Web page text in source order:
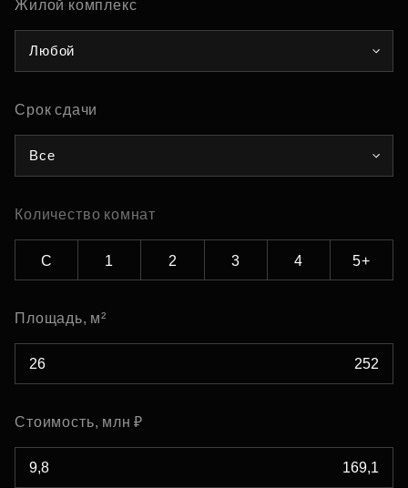
Жилой комплекс
Любой
Срок сдачи
Все
Количество комнат
С 1 2 3 4 5+
Площадь, м²
Стоимость, млн ₽